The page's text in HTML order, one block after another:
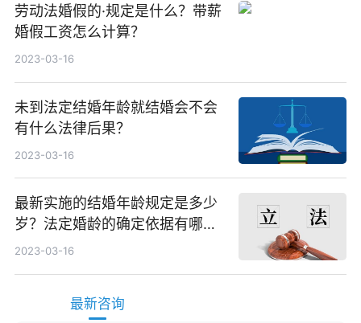
劳动法婚假的·规定是什么？带薪
婚假工资怎么计算？
2023-03-16
未到法定结婚年龄就结婚会不会
有什么法律后果？
2023-03-16
最新实施的结婚年龄规定是多少
岁？法定婚龄的确定依据有哪
些？
2023-03-16
最新咨询